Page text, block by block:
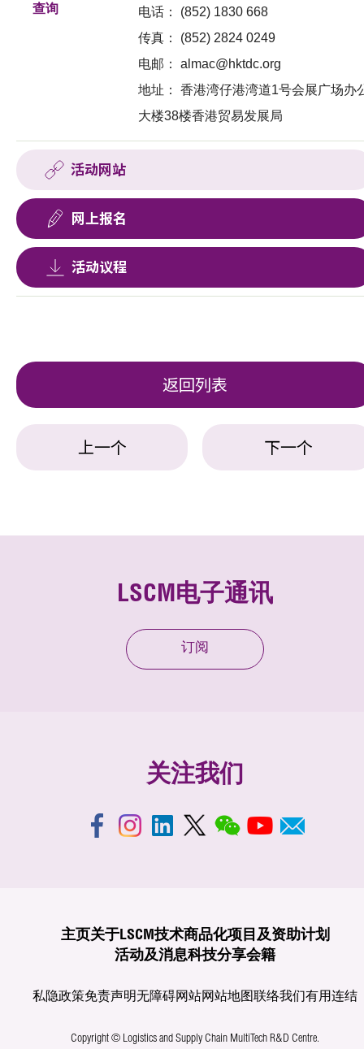
查询 电话：
(852) 1830 668
传真：
(852) 2824 0249
电邮：
almac@hktdc.org
地址：
香港湾仔港湾道1号会展广场办
大楼38楼香港贸易发展局
活动网站
网上报名
活动议程
返回列表
上一个 下一个
LSCM电子通讯
订阅
关注我们
主页关于LSCM技术商品化项目及资助计划
活动及消息科技分享会籍
私隐政策免责声明无障碍网站网站地图联络我们有用连结
Copyright © Logistics and Supply Chain MultiTech R&D Centre.